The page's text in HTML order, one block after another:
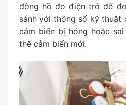
đồng hồ đo điện trở để
sánh với thông số kỹ thuật
cảm biến bị hỏng hoặc
thế cảm biến mới.